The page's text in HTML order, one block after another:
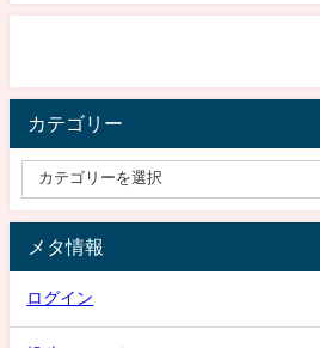
カテゴリー
メタ情報
ログイン